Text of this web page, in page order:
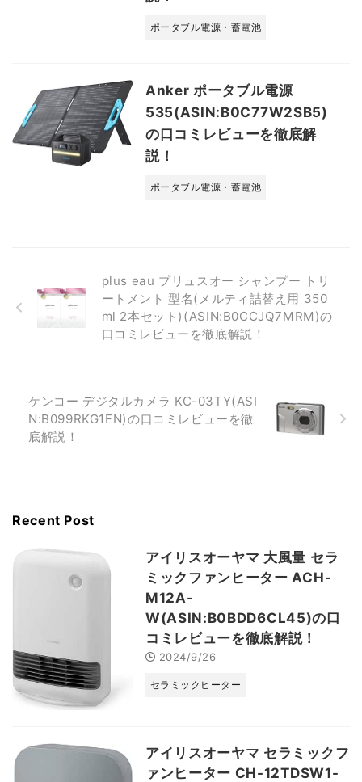
ポータブル電源・蓄電池
Anker ポータブル電源
535(ASIN:B0C77W2SB5)
の口コミレビューを徹底解
説！
ポータブル電源・蓄電池
plus eau プリュスオー シャンプー トリ
ートメント 型名(メルティ詰替え用 350
ml 2本セット)(ASIN:B0CCJQ7MRM)の
口コミレビューを徹底解説！
ケンコー デジタルカメラ KC-03TY(ASI
N:B099RKG1FN)の口コミレビューを徹
底解説！
Recent Post
アイリスオーヤマ 大風量 セラ
ミックファンヒーター ACH-
M12A-
W(ASIN:B0BDD6CL45)の口
コミレビューを徹底解説！
2024/9/26
セラミックヒーター
アイリスオーヤマ セラミックフ
ァンヒーター CH-12TDSW1-